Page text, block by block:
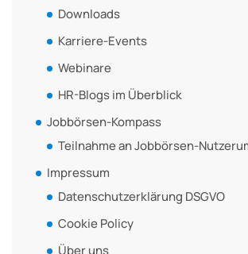
Downloads
Karriere-Events
Webinare
HR-Blogs im Überblick
Jobbörsen-Kompass
Teilnahme an Jobbörsen-
Impressum
Datenschutzerklärung DSGVO
Cookie Policy
Über uns